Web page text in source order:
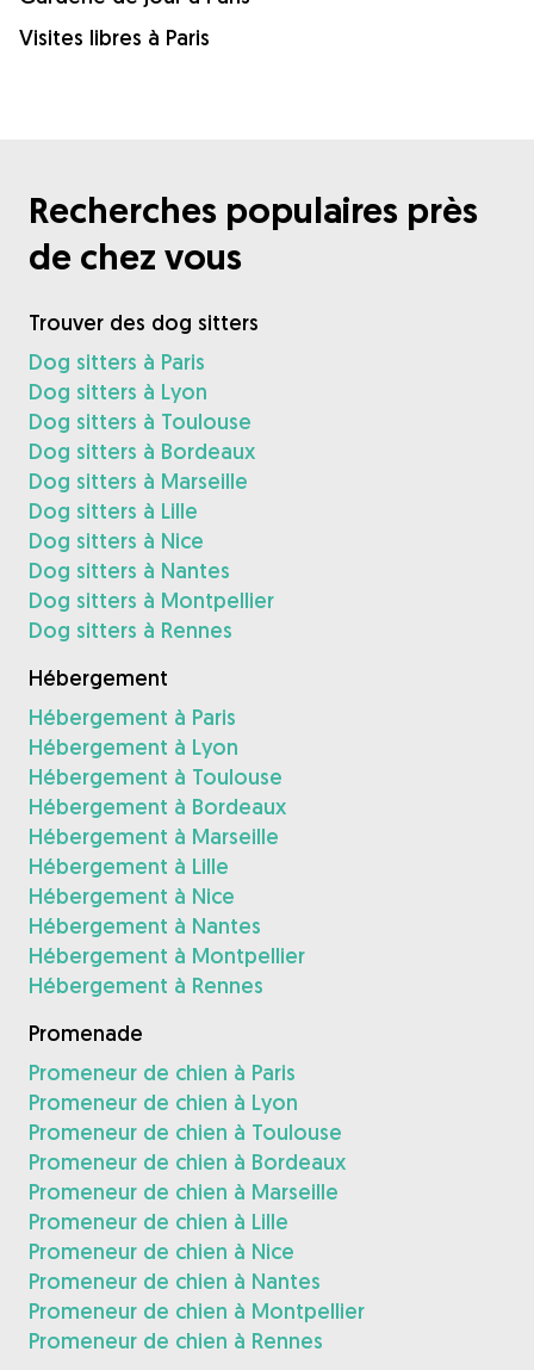
Visites libres à Paris
Recherches populaires près
de chez vous
Trouver des dog sitters
Dog sitters à Paris
Dog sitters à Lyon
Dog sitters à Toulouse
Dog sitters à Bordeaux
Dog sitters à Marseille
Dog sitters à Lille
Dog sitters à Nice
Dog sitters à Nantes
Dog sitters à Montpellier
Dog sitters à Rennes
Hébergement
Hébergement à Paris
Hébergement à Lyon
Hébergement à Toulouse
Hébergement à Bordeaux
Hébergement à Marseille
Hébergement à Lille
Hébergement à Nice
Hébergement à Nantes
Hébergement à Montpellier
Hébergement à Rennes
Promenade
Promeneur de chien à Paris
Promeneur de chien à Lyon
Promeneur de chien à Toulouse
Promeneur de chien à Bordeaux
Promeneur de chien à Marseille
Promeneur de chien à Lille
Promeneur de chien à Nice
Promeneur de chien à Nantes
Promeneur de chien à Montpellier
Promeneur de chien à Rennes